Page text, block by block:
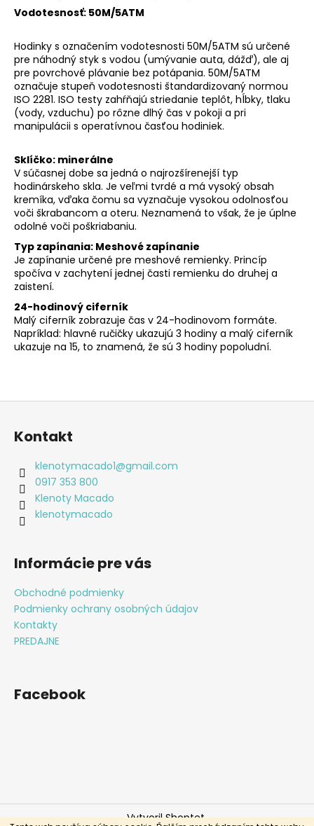
Vodotesnosť: 50M/5ATM
Hodinky s označením vodotesnosti 50M/5ATM sú určené
pre náhodný styk s vodou (umývanie auta, dážď), ale aj
pre povrchové plávanie bez potápania. 50M/5ATM
označuje stupeň vodotesnosti štandardizovaný normou
ISO 2281. ISO testy zahŕňajú striedanie teplôt, hĺbky, tlaku
(vody, vzduchu) po rôzne dlhý čas v pokoji a pri
manipulácii s operatívnou časťou hodiniek.
Sklíčko: minerálne
V súčasnej dobe sa jedná o najrozšírenejší typ
hodinárskeho skla. Je veľmi tvrdé a má vysoký obsah
kremíka, vďaka čomu sa vyznačuje vysokou odolnosťou
voči škrabancom a oteru. Neznamená to však, že je úplne
odolné voči poškriabaniu.
Typ zapínania: Meshové zapínanie
Je zapínanie určené pre meshové remienky. Princíp
spočíva v zachytení jednej časti remienku do druhej a
zaistení.
24-hodinový ciferník
Malý ciferník zobrazuje čas v 24-hodinovom formáte.
Napríklad: hlavné ručičky ukazujú 3 hodiny a malý ciferník
ukazuje na 15, to znamená, že sú 3 hodiny popoludní.
Z
Kontakt
klenotymacado1@gmail.com
0917 353 800
Klenoty Macado
klenotymacado
Informácie pre vás
Obchodné podmienky
Podmienky ochrany osobných údajov
Kontakty
PREDAJNE
Facebook
Vytvoril Shoptet